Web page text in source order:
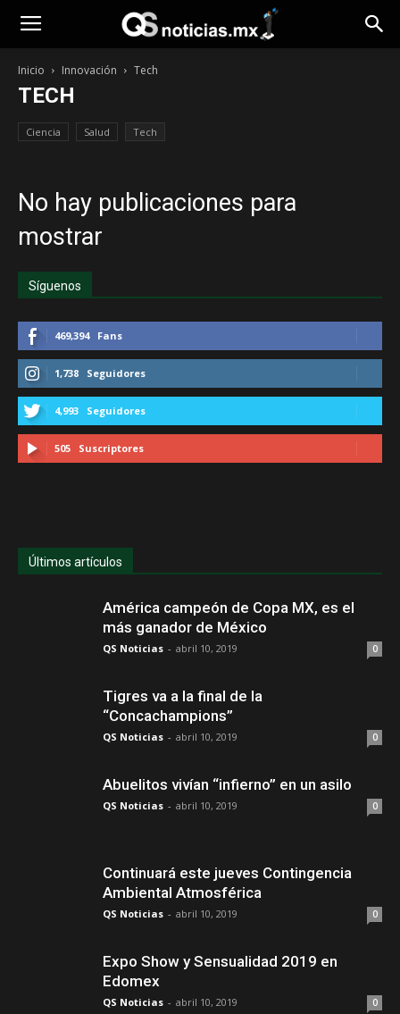
Inicio Innovación Tech
TECH
Ciencia Salud Tech
No hay publicaciones para
mostrar
Síguenos
469,394 Fans
1,738 Seguidores
4,993 Seguidores
505 Suscriptores
Últimos artículos
América campeón de Copa MX, es el
más ganador de México
QS Noticias - abril 10, 2019 0
Tigres va a la final de la
“Concachampions”
QS Noticias - abril 10, 2019 0
Abuelitos vivían “infierno” en un asilo
QS Noticias - abril 10, 2019 0
Continuará este jueves Contingencia
Ambiental Atmosférica
QS Noticias - abril 10, 2019 0
Expo Show y Sensualidad 2019 en
Edomex
QS Noticias - abril 10, 2019 0